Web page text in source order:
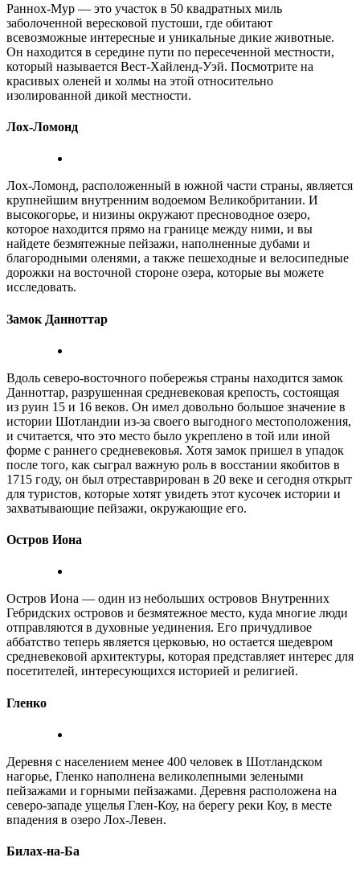
Раннох-Мур — это участок в 50 квадратных миль
заболоченной вересковой пустоши, где обитают
всевозможные интересные и уникальные дикие животные.
Он находится в середине пути по пересеченной местности,
который называется Вест-Хайленд-Уэй. Посмотрите на
красивых оленей и холмы на этой относительно
изолированной дикой местности.
Лох-Ломонд
Лох-Ломонд, расположенный в южной части страны, является
крупнейшим внутренним водоемом Великобритании. И
высокогорье, и низины окружают пресноводное озеро,
которое находится прямо на границе между ними, и вы
найдете безмятежные пейзажи, наполненные дубами и
благородными оленями, а также пешеходные и велосипедные
дорожки на восточной стороне озера, которые вы можете
исследовать.
Замок Данноттар
Вдоль северо-восточного побережья страны находится замок
Данноттар, разрушенная средневековая крепость, состоящая
из руин 15 и 16 веков. Он имел довольно большое значение в
истории Шотландии из-за своего выгодного местоположения,
и считается, что это место было укреплено в той или иной
форме с раннего средневековья. Хотя замок пришел в упадок
после того, как сыграл важную роль в восстании якобитов в
1715 году, он был отреставрирован в 20 веке и сегодня открыт
для туристов, которые хотят увидеть этот кусочек истории и
захватывающие пейзажи, окружающие его.
Остров Иона
Остров Иона — один из небольших островов Внутренних
Гебридских островов и безмятежное место, куда многие люди
отправляются в духовные уединения. Его причудливое
аббатство теперь является церковью, но остается шедевром
средневековой архитектуры, которая представляет интерес для
посетителей, интересующихся историей и религией.
Гленко
Деревня с населением менее 400 человек в Шотландском
нагорье, Гленко наполнена великолепными зелеными
пейзажами и горными пейзажами. Деревня расположена на
северо-западе ущелья Глен-Коу, на берегу реки Коу, в месте
впадения в озеро Лох-Левен.
Билах-на-Ба